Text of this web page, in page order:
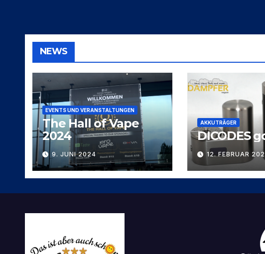
NEWS
EVENTS UND VERANSTALTUNGEN
The Hall of Vape
2024
9. JUNI 2024
AKKUTRÄGER
DICODES
12. FEBRUAR